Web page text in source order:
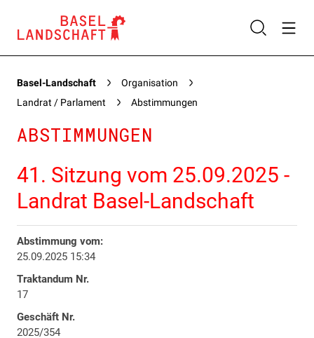
Basel-Landschaft
Organisation
Landrat / Parlament
Abstimmungen
ABSTIMMUNGEN